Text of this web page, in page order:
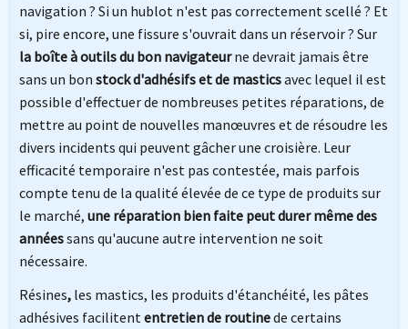
navigation ? Si un hublot n'est pas correctement scellé ? Et
si, pire encore, une fissure s'ouvrait dans un réservoir ? Sur
la boîte à outils du bon navigateurne devrait jamais être
sans un bon stock d'adhésifs et de masticsavec lequel il est
possible d'effectuer de nombreuses petites réparations, de
mettre au point de nouvelles manœuvres et de résoudre les
divers incidents qui peuvent gâcher une croisière. Leur
efficacité temporaire n'est pas contestée, mais parfois
compte tenu de la qualité élevée de ce type de produits sur
le marché, une réparation bien faite peut durer même des
annéessans qu'aucune autre intervention ne soit
nécessaire.
Résines, les mastics, les produits d'étanchéité, les pâtes
adhésives facilitent entretien de routinede certains